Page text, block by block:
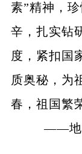
素”精神，
辛，扎实钻
度，紧扣国
质奥秘，为
春，祖国繁
——地